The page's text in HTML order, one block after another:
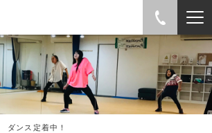
ダンス定着中！